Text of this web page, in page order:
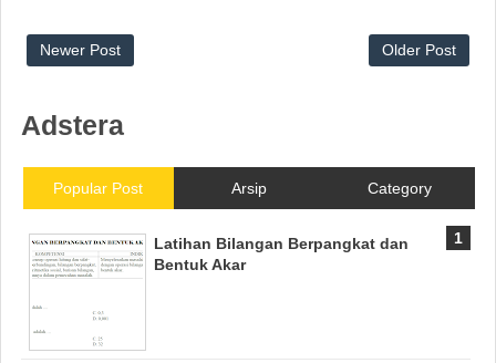
Newer Post Older Post
Adstera
Popular Post Arsip Category
Latihan Bilangan Berpangkat dan
Bentuk Akar